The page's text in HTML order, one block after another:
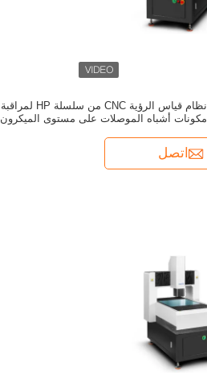
نظام قياس الرؤية CNC من سلسلة HP لمراقبة
مكونات أشباه الموصلات على مستوى الميكرون
اتصل